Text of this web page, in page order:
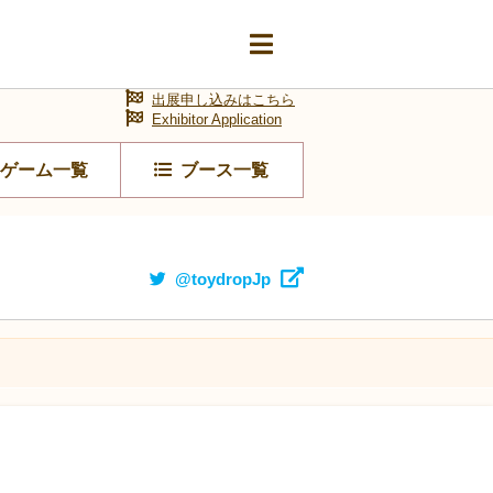
ゲーム一覧 ブース一覧
出展申し込みはこちら
Exhibitor Application
@toydropJp